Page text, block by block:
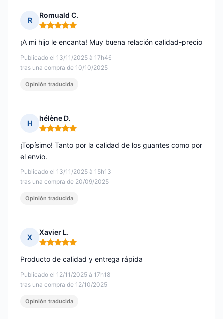
R
Romuald C.
Nota: 5 de 5
Publicado el 13/11/2025 à 17h46
tras una compra de 10/10/2025
¡A mi hijo le encanta! Muy buena relación calidad-precio
Opinión traducida
H
hélène D.
Nota: 5 de 5
Publicado el 13/11/2025 à 15h13
tras una compra de 20/09/2025
¡Topísimo! Tanto por la calidad de los guantes como por
el envío.
Opinión traducida
X
Xavier L.
Nota: 5 de 5
Publicado el 12/11/2025 à 17h18
tras una compra de 12/10/2025
Producto de calidad y entrega rápida
Opinión traducida